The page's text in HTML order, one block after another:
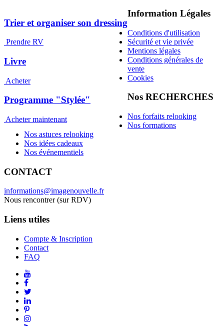
Trier et organiser son dressing
Prendre RV
Livre
Acheter
Programme "Stylée"
Acheter maintenant
Information Légales
Conditions d'utilisation
Sécurité et vie privée
Mentions légales
Conditions générales de
vente
Cookies
Nos RECHERCHES
Nos forfaits relooking
Nos formations
Nos astuces relooking
Nos idées cadeaux
Nos événementiels
CONTACT
informations@imagenouvelle.fr
Nous rencontrer (sur RDV)
Liens utiles
Compte & Inscription
Contact
FAQ